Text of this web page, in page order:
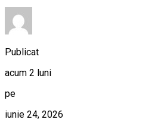
Publicat
acum 2 luni
pe
iunie 24, 2026